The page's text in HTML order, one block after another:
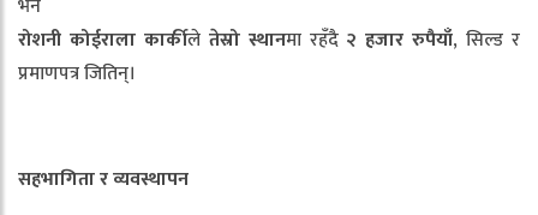
भने
रोशनी कोईराला कार्कीले तेस्रो स्थानमा रहँदै २ हजार रुपैयाँ, सिल्ड र
प्रमाणपत्र जितिन्।
सहभागितारव्यवस्थापन